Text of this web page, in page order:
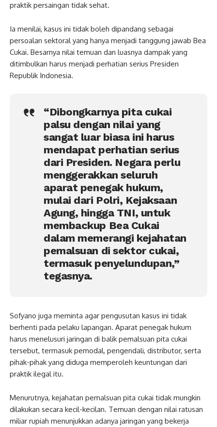
praktik persaingan tidak sehat.
Ia menilai, kasus ini tidak boleh dipandang sebagai
persoalan sektoral yang hanya menjadi tanggung jawab Bea
Cukai. Besarnya nilai temuan dan luasnya dampak yang
ditimbulkan harus menjadi perhatian serius Presiden
Republik Indonesia.
“Dibongkarnya pita cukai
palsu dengan nilai yang
sangat luar biasa ini harus
mendapat perhatian serius
dari Presiden. Negara perlu
menggerakkan seluruh
aparat penegak hukum,
mulai dari Polri, Kejaksaan
Agung, hingga TNI, untuk
membackup Bea Cukai
dalam memerangi kejahatan
pemalsuan di sektor cukai,
termasuk penyelundupan,”
tegasnya.
Sofyano juga meminta agar pengusutan kasus ini tidak
berhenti pada pelaku lapangan. Aparat penegak hukum
harus menelusuri jaringan di balik pemalsuan pita cukai
tersebut, termasuk pemodal, pengendali, distributor, serta
pihak-pihak yang diduga memperoleh keuntungan dari
praktik ilegal itu.
Menurutnya, kejahatan pemalsuan pita cukai tidak mungkin
dilakukan secara kecil-kecilan. Temuan dengan nilai ratusan
miliar rupiah menunjukkan adanya jaringan yang bekerja